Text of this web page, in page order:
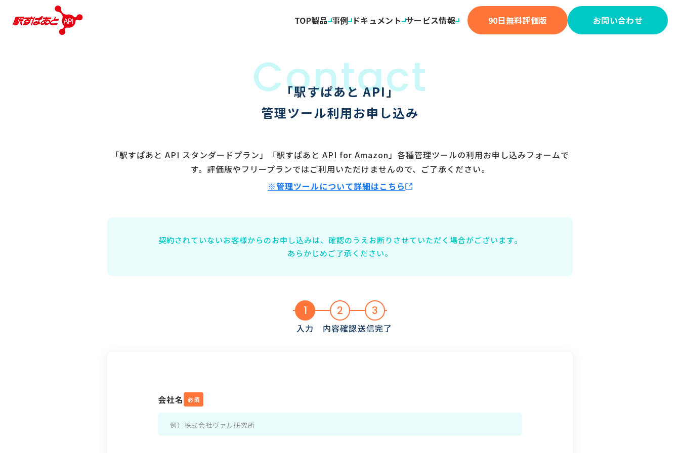
TOP製品 事例 ドキュメント サービス情報 90日無料評価版 お問い合わせ
「駅すぱあと API」
管理ツール利用お申し込み
「駅すぱあと API スタンダードプラン」「駅すぱあと API for Amazon」各種管理ツールの利用お申し込みフォームで
す。評価版やフリープランではご利用いただけませんので、ご了承ください。
※管理ツールについて詳細はこちら
契約されていないお客様からのお申し込みは、確認のうえお断りさせていただく場合がございます。
あらかじめご了承ください。
1
入力
2
内容確認
3
送信完了
会社名 必須